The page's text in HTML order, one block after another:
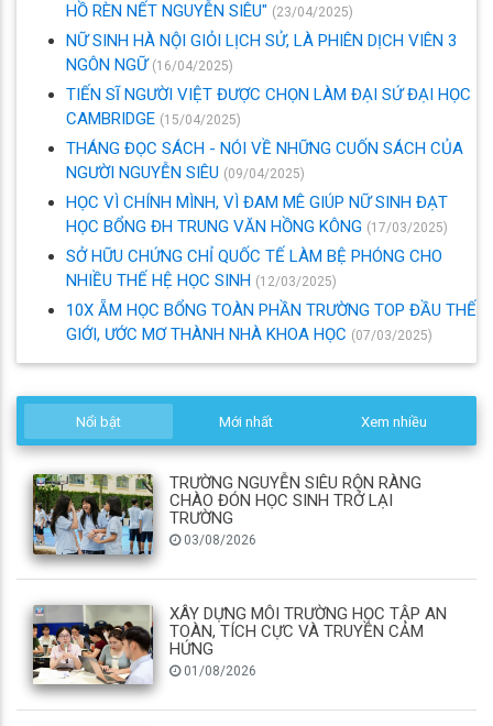
HỒ RÈN NẾT NGUYỄN SIÊU" (23/04/2025)
NỮ SINH HÀ NỘI GIỎI LỊCH SỬ, LÀ PHIÊN DỊCH VIÊN 3
NGÔN NGỮ (16/04/2025)
TIẾN SĨ NGƯỜI VIỆT ĐƯỢC CHỌN LÀM ĐẠI SỨ ĐẠI HỌC
CAMBRIDGE (15/04/2025)
THÁNG ĐỌC SÁCH - NÓI VỀ NHỮNG CUỐN SÁCH CỦA
NGƯỜI NGUYỄN SIÊU (09/04/2025)
HỌC VÌ CHÍNH MÌNH, VÌ ĐAM MÊ GIÚP NỮ SINH ĐẠT
HỌC BỔNG ĐH TRUNG VĂN HỒNG KÔNG (17/03/2025)
SỞ HỮU CHỨNG CHỈ QUỐC TẾ LÀM BỆ PHÓNG CHO
NHIỀU THẾ HỆ HỌC SINH (12/03/2025)
10X ẴM HỌC BỔNG TOÀN PHẦN TRƯỜNG TOP ĐẦU THẾ
GIỚI, ƯỚC MƠ THÀNH NHÀ KHOA HỌC (07/03/2025)
Nổi bật Mới nhất Xem nhiều
TRƯỜNG NGUYỄN SIÊU RỘN RÀNG
CHÀO ĐÓN HỌC SINH TRỞ LẠI
TRƯỜNG
03/08/2026
XÂY DỰNG MÔI TRƯỜNG HỌC TẬP AN
TOÀN, TÍCH CỰC VÀ TRUYỀN CẢM
HỨNG
01/08/2026